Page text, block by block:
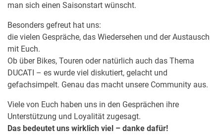
man sich einen Saisonstart wünscht.
Besonders gefreut hat uns:
die vielen Gespräche, das Wiedersehen und der Austausch
mit Euch.
Ob über Bikes, Touren oder natürlich auch das Thema
DUCATI – es wurde viel diskutiert, gelacht und
gefachsimpelt. Genau das macht unsere Community aus.
Viele von Euch haben uns in den Gesprächen ihre
Unterstützung und Loyalität zugesagt.
Das bedeutet uns wirklich viel – danke dafür!